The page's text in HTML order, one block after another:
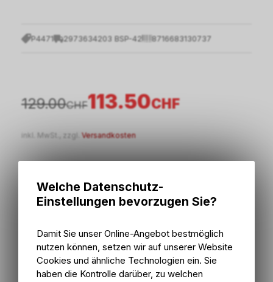
P4471 2973634203 BSP-42 8716683130737
113.50CHF
129.00CHF
inkl. MwSt., zzgl. Versandkosten
Sofort verfügbar
Abholung Bike Zone AG
Welche Datenschutz-
Einstellungen bevorzugen Sie?
Damit Sie unser Online-Angebot bestmöglich
nutzen können, setzen wir auf unserer Website
Cookies und ähnliche Technologien ein. Sie
haben die Kontrolle darüber, zu welchen